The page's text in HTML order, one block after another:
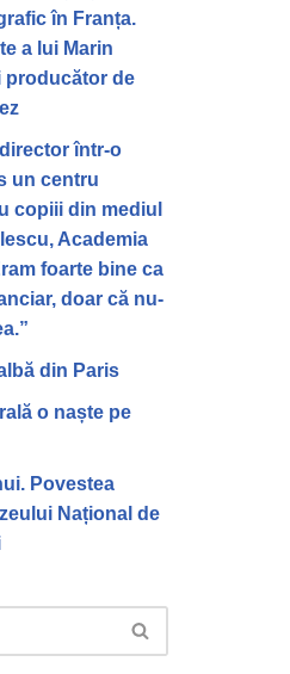
în Franța.
a lui Marin
producător de
într-o
un centru
copiii din mediul
Academia
foarte bine ca
doar că nu-
din Paris
o naște pe
Povestea
Național de